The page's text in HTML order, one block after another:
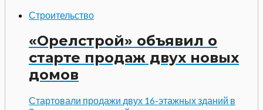
Строительство
«Орелстрой» объявил о
старте продаж двух новых
домов
Стартовали продажи двух 16-этажных зданий в